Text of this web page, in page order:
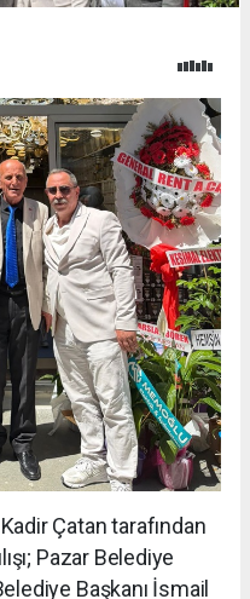
Çatan tarafından
Pazar Belediye
Başkanı İsmail